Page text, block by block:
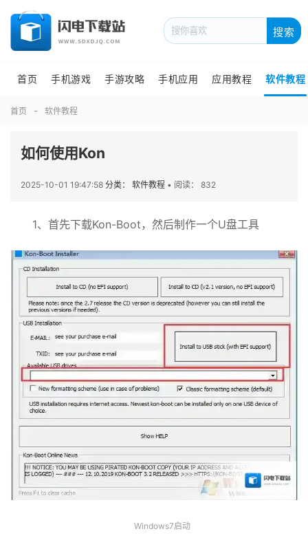
搜索
首页 手机游戏 手游攻略 手机应用 应用教程 软件教程
首页 软件教程
如何使用Kon
2025-10-01 19:47:58 分类： 软件教程 • 阅读： 832
1、首先下载Kon-Boot，然后制作一个U盘工具
Windows7启动